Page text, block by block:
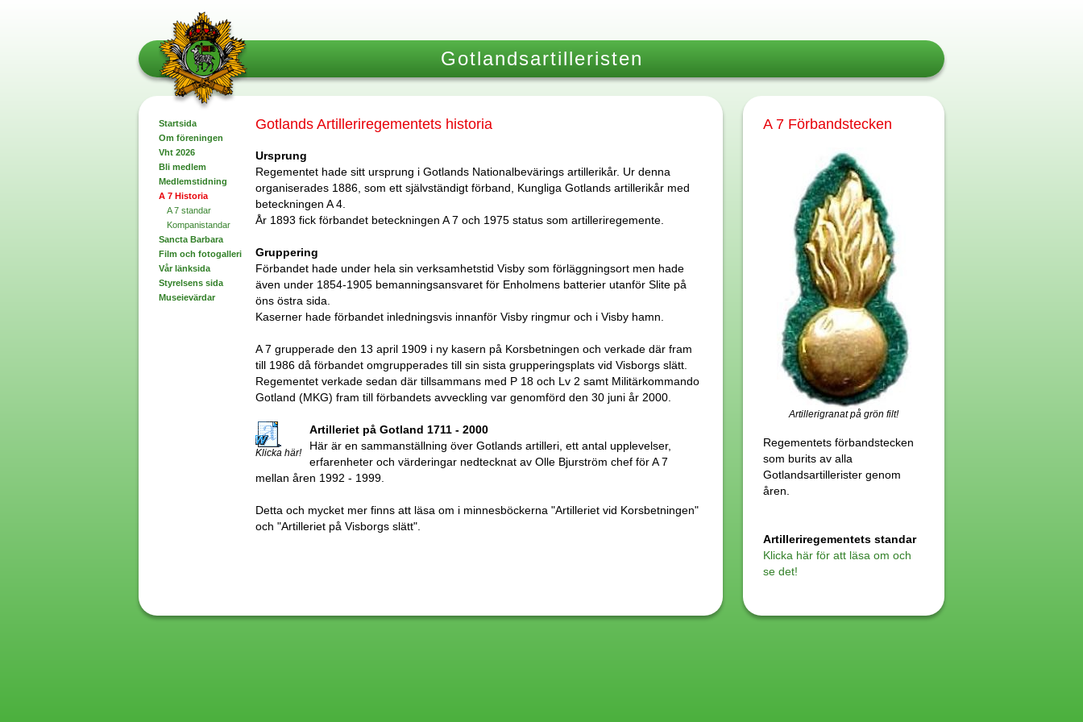
Gotlandsartilleristen
Startsida
Om föreningen
Vht 2026
Bli medlem
Medlemstidning
A 7 Historia
A 7 standar
Kompanistandar
Sancta Barbara
Film och fotogalleri
Vår länksida
Styrelsens sida
Museievärdar
Gotlands Artilleriregementets historia
Ursprung
Regementet hade sitt ursprung i Gotlands Nationalbevärings artillerikår. Ur denna
organiserades 1886, som ett självständigt förband, Kungliga Gotlands artillerikår med
beteckningen A 4.
År 1893 fick förbandet beteckningen A 7 och 1975 status som artilleriregemente.
Gruppering
Förbandet hade under hela sin verksamhetstid Visby som förläggningsort men hade
även under 1854-1905 bemanningsansvaret för Enholmens batterier utanför Slite på
öns östra sida.
Kaserner hade förbandet inledningsvis innanför Visby ringmur och i Visby hamn.
A 7 grupperade den 13 april 1909 i ny kasern på Korsbetningen och verkade där fram
till 1986 då förbandet omgrupperades till sin sista grupperingsplats vid Visborgs slätt.
Regementet verkade sedan där tillsammans med P 18 och Lv 2 samt Militärkommando
Gotland (MKG) fram till förbandets avveckling var genomförd den 30 juni år 2000.
Klicka här!
Artilleriet på Gotland 1711 - 2000
Här är en sammanställning över Gotlands artilleri, ett antal upplevelser,
erfarenheter och värderingar nedtecknat av Olle Bjurström chef för A 7
mellan åren 1992 - 1999.
Detta och mycket mer finns att läsa om i minnesböckerna "Artilleriet vid Korsbetningen"
och "Artilleriet på Visborgs slätt".
A 7 Förbandstecken
Artillerigranat på grön filt!
Regementets förbandstecken
som burits av alla
Gotlandsartillerister genom
åren.
Artilleriregementets standar
Klicka här för att läsa om och
se det!